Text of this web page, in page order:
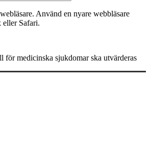
Använd en nyare webbläsare
eller Safari.
för medicinska sjukdomar ska utvärderas